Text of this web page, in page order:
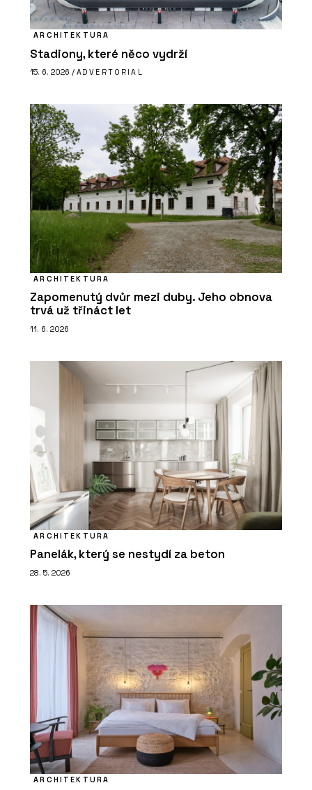
ARCHITEKTURA
Stadiony, které něco vydrží
15. 6. 2026 / ADVERTORIAL
ARCHITEKTURA
Zapomenutý dvůr mezi duby. Jeho obnova
trvá už třináct let
11. 6. 2026
ARCHITEKTURA
Panelák, který se nestydí za beton
28. 5. 2026
ARCHITEKTURA